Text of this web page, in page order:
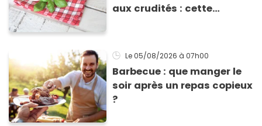
aux crudités : cette
Le 05/08/2026 à 07h00
Barbecue : que manger le
soir après un repas copieux
?